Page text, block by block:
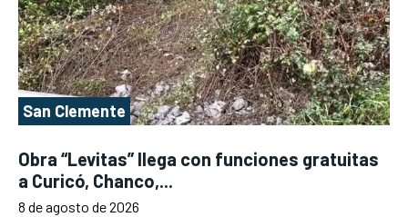
San Clemente
Obra “Levitas” llega con funciones gratuitas
a Curicó, Chanco,...
8 de agosto de 2026